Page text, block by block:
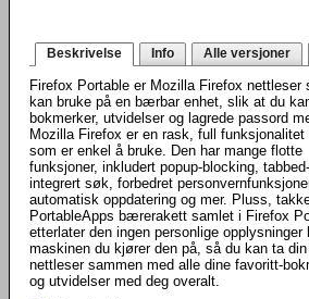
Beskrivelse Info Alle versjoner
Firefox Portable er Mozilla Firefox nettleser
kan bruke på en bærbar enhet, slik at du
bokmerker, utvidelser og lagrede passord
Mozilla Firefox er en rask, full funksjonalitet
som er enkel å bruke. Den har mange flotte
funksjoner, inkludert popup-blocking,
integrert søk, forbedret
automatisk oppdatering og mer. Pluss,
PortableApps bærerakett samlet i Firefox
etterlater den ingen personlige opplysninger
maskinen du kjører den på, så du kan ta
nettleser sammen med alle dine favoritt-
og utvidelser med deg overalt.